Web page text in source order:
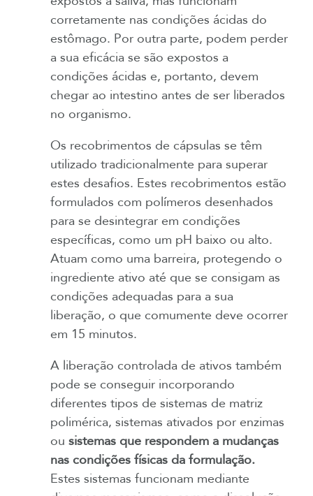
corretamente nas condições ácidas do
estômago. Por outra parte, podem perder
a sua eficácia se são expostos a
condições ácidas e, portanto, devem
chegar ao intestino antes de ser liberados
no organismo.
Os recobrimentos de cápsulas se têm
utilizado tradicionalmente para superar
estes desafios. Estes recobrimentos estão
formulados com polímeros desenhados
para se desintegrar em condições
específicas, como um pH baixo ou alto.
Atuam como uma barreira, protegendo o
ingrediente ativo até que se consigam as
condições adequadas para a sua
liberação, o que comumente deve ocorrer
em 15 minutos.
A liberação controlada de ativos também
pode se conseguir incorporando
diferentes tipos de sistemas de matriz
polimérica, sistemas ativados por enzimas
ou sistemas que respondem a mudanças
nas condições físicas da formulação.
Estes sistemas funcionam mediante